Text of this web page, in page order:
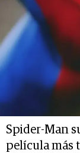
Spider-Man
película más